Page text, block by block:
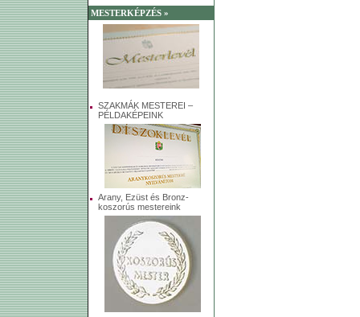
MESTERKÉPZÉS »
SZAKMÁK MESTEREI –
PÉLDAKÉPEINK
Arany, Ezüst és Bronz-
koszorús mestereink